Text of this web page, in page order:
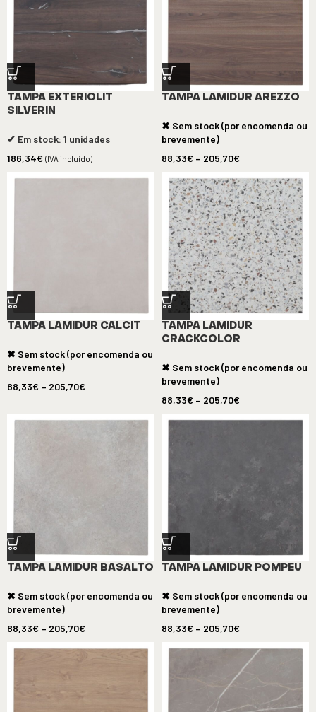
TAMPA EXTERIOLIT
SILVERIN
✔ Em stock: 1 unidades
186,34€ (IVA incluído)
TAMPA LAMIDUR AREZZO
✖ Sem stock (por encomenda ou
brevemente)
88,33€ – 205,70€
TAMPA LAMIDUR CALCIT
✖ Sem stock (por encomenda ou
brevemente)
88,33€ – 205,70€
TAMPA LAMIDUR
CRACKCOLOR
✖ Sem stock (por encomenda ou
brevemente)
88,33€ – 205,70€
TAMPA LAMIDUR BASALTO
✖ Sem stock (por encomenda ou
brevemente)
88,33€ – 205,70€
TAMPA LAMIDUR POMPEU
✖ Sem stock (por encomenda ou
brevemente)
88,33€ – 205,70€